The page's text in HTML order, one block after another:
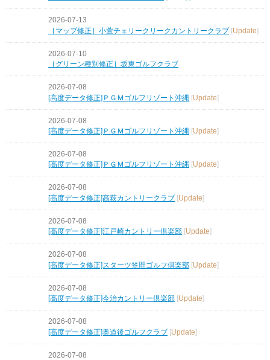
2026-07-13
［マップ修正］小萱チェリークリークカントリークラブ [Update]
2026-07-10
［グリーン種別修正］坂東ゴルフクラブ
2026-07-08
[高度データ修正]ＰＧＭゴルフリゾート沖縄 [Update]
2026-07-08
[高度データ修正]ＰＧＭゴルフリゾート沖縄 [Update]
2026-07-08
[高度データ修正]ＰＧＭゴルフリゾート沖縄 Update
2026-07-08
[高度データ修正]高萩カントリークラブ [Update]
2026-07-08
[高度データ修正]江戸崎カントリー倶楽部 Update
2026-07-08
[高度データ修正]スターツ笠間ゴルフ倶楽部 [Update]
2026-07-08
[高度データ修正]今治カントリー倶楽部 Update
2026-07-08
[高度データ修正]奥道後ゴルフクラブ [Update]
2026-07-08